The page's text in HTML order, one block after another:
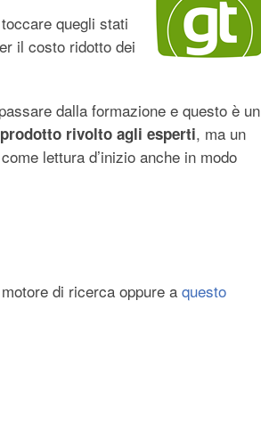
quegli stati
il costo ridotto dei
dalla formazione e questo è un
rivolto agli esperti, ma un
come lettura d’inizio anche in modo
di ricerca oppure aquesto